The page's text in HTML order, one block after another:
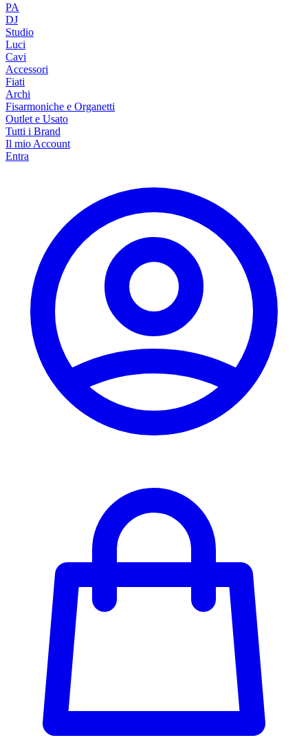
PA
DJ
Studio
Luci
Cavi
Accessori
Fiati
Archi
Fisarmoniche e Organetti
Outlet e Usato
Tutti i Brand
Il mio Account
Entra